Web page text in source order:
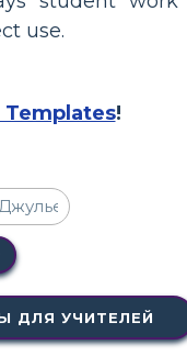
use.
Templates!
ДЛЯ УЧИТЕЛЕЙ